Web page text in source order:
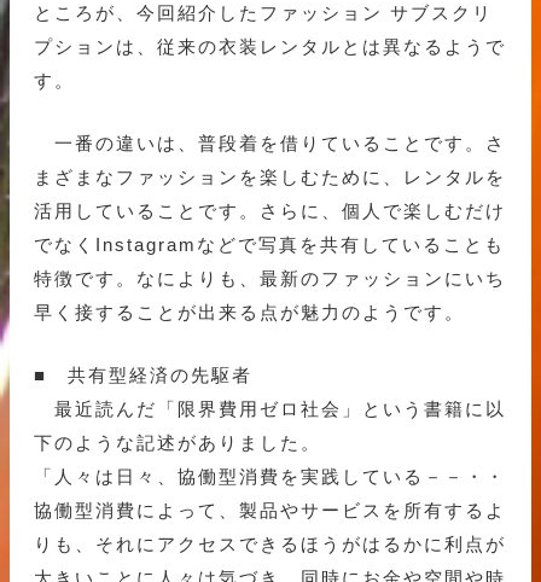
ところが、今回紹介したファッション サブスクリ
プションは、従来の衣装レンタルとは異なるようで
す。
一番の違いは、普段着を借りていることです。さ
まざまなファッションを楽しむために、レンタルを
活用していることです。さらに、個人で楽しむだけ
でなくInstagramなどで写真を共有していることも
特徴です。なによりも、最新のファッションにいち
早く接することが出来る点が魅力のようです。
■ 共有型経済の先駆者
最近読んだ「限界費用ゼロ社会」という書籍に以
下のような記述がありました。
「人々は日々、協働型消費を実践している－－・・
協働型消費によって、製品やサービスを所有するよ
りも、それにアクセスできるほうがはるかに利点が